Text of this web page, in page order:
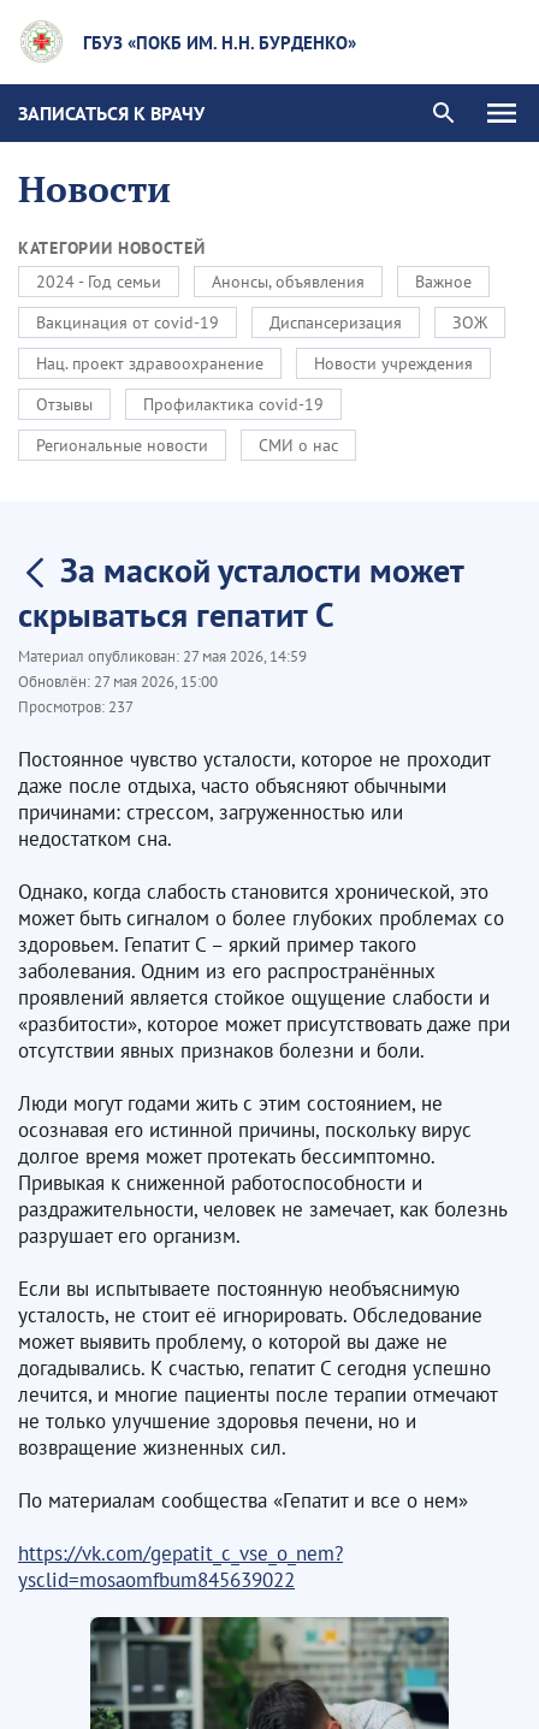
ГБУЗ «ПОКБ ИМ. Н.Н. БУРДЕНКО»
ЗАПИСАТЬСЯ К ВРАЧУ
Новости
КАТЕГОРИИ НОВОСТЕЙ
2024 - Год семьи
Анонсы, объявления
Важное
Вакцинация от covid-19
Диспансеризация
ЗОЖ
Нац. проект здравоохранение
Новости учреждения
Отзывы
Профилактика covid-19
Региональные новости
СМИ о нас
За маской усталости может
скрываться гепатит С
Материал опубликован: 27 мая 2026, 14:59
Обновлён: 27 мая 2026, 15:00
Просмотров: 237
Постоянное чувство усталости, которое не проходит
даже после отдыха, часто объясняют обычными
причинами: стрессом, загруженностью или
недостатком сна.
Однако, когда слабость становится хронической, это
может быть сигналом о более глубоких проблемах со
здоровьем. Гепатит С – яркий пример такого
заболевания. Одним из его распространённых
проявлений является стойкое ощущение слабости и
«разбитости», которое может присутствовать даже при
отсутствии явных признаков болезни и боли.
Люди могут годами жить с этим состоянием, не
осознавая его истинной причины, поскольку вирус
долгое время может протекать бессимптомно.
Привыкая к сниженной работоспособности и
раздражительности, человек не замечает, как болезнь
разрушает его организм.
Если вы испытываете постоянную необъяснимую
усталость, не стоит её игнорировать. Обследование
может выявить проблему, о которой вы даже не
догадывались. К счастью, гепатит С сегодня успешно
лечится, и многие пациенты после терапии отмечают
не только улучшение здоровья печени, но и
возвращение жизненных сил.
По материалам сообщества «Гепатит и все о нем»
https://vk.com/gepatit_c_vse_o_nem?
ysclid=mosaomfbum845639022